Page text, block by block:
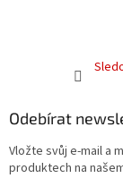
Odebírat
Vložte svůj e-mail a
produktech na